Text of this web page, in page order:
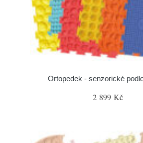
Ortopedek - senzorické
2 899 Kč